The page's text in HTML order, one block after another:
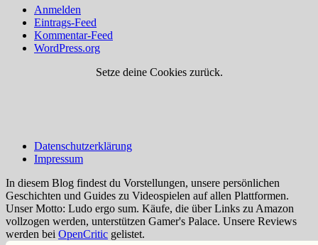
Anmelden
Eintrags-Feed
Kommentar-Feed
WordPress.org
Setze deine Cookies zurück.
Datenschutzerklärung
Impressum
In diesem Blog findest du Vorstellungen, unsere persönlichen
Geschichten und Guides zu Videospielen auf allen Plattformen.
Unser Motto: Ludo ergo sum. Käufe, die über Links zu Amazon
vollzogen werden, unterstützen Gamer's Palace. Unsere Reviews
werden bei OpenCritic gelistet.